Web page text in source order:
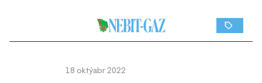
18 oktýabr 2022